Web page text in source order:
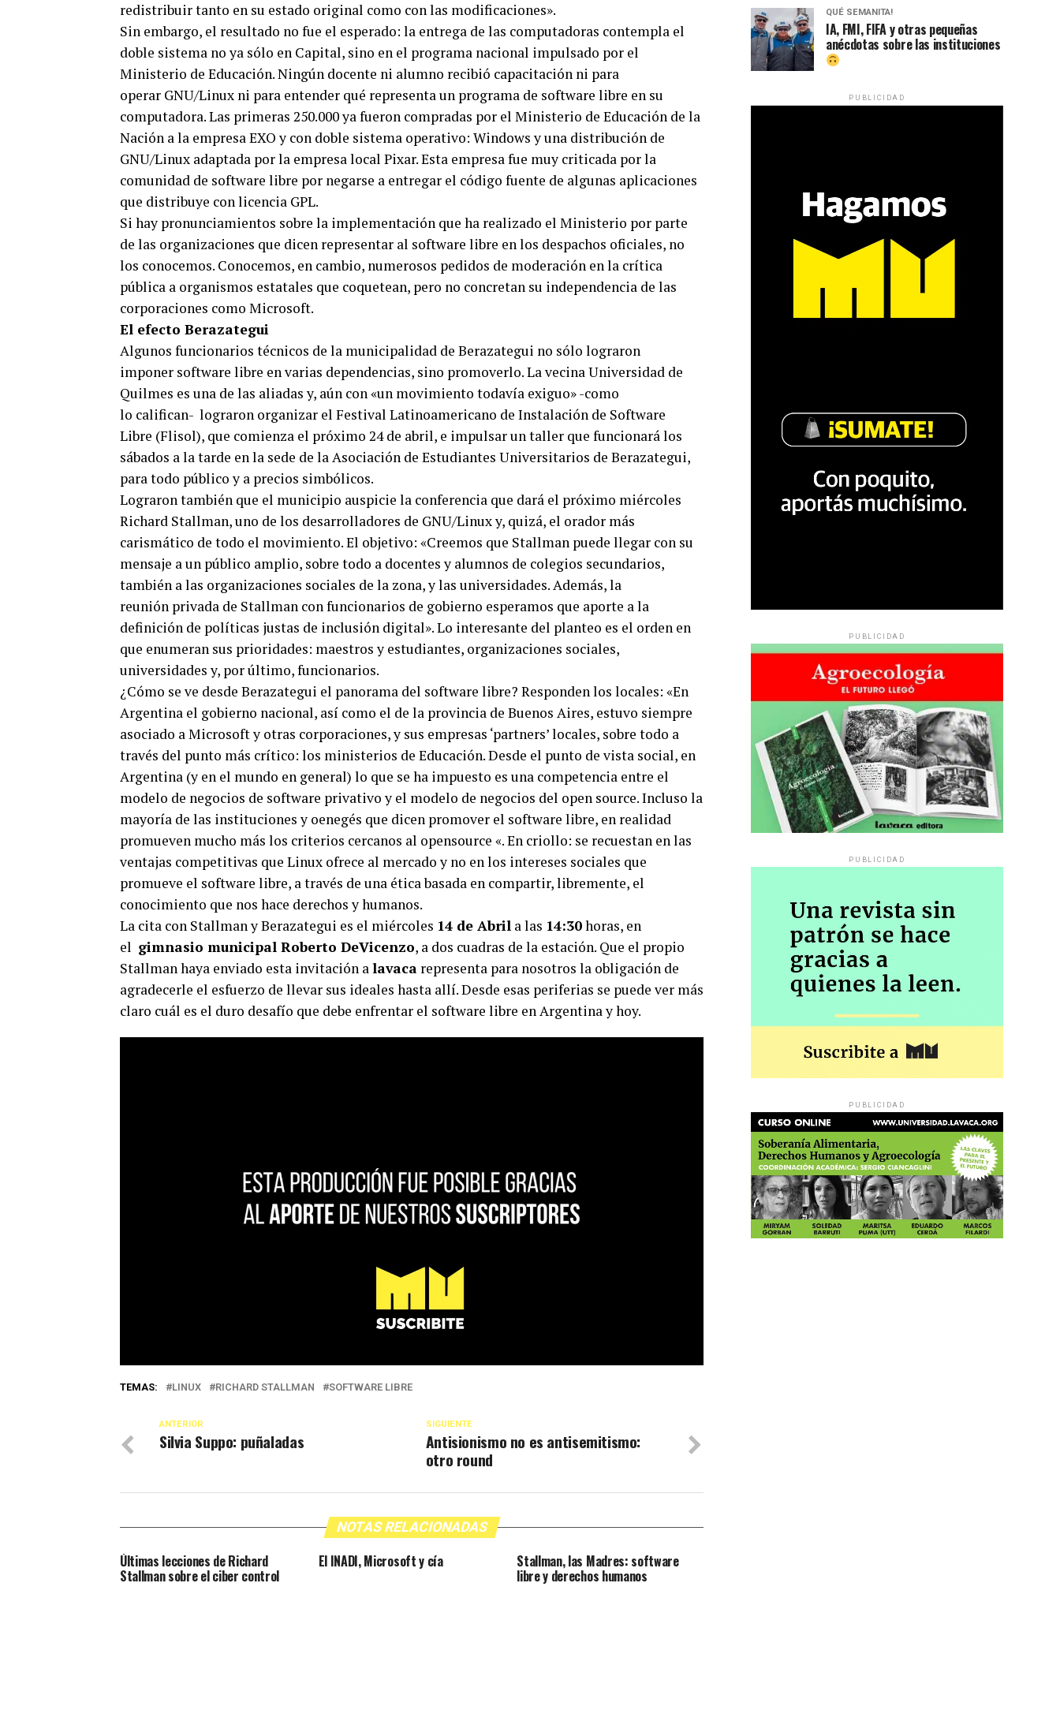
redistribuir tanto en su estado original como con las modificaciones».
Sin embargo, el resultado no fue el esperado: la entrega de las computadoras contempla el
doble sistema no ya sólo en Capital, sino en el programa nacional impulsado por el
Ministerio de Educación. Ningún docente ni alumno recibió capacitación ni para
operar GNU/Linux ni para entender qué representa un programa de software libre en su
computadora. Las primeras 250.000 ya fueron compradas por el Ministerio de Educación de la
Nación a la empresa EXO y con doble sistema operativo: Windows y una distribución de
GNU/Linux adaptada por la empresa local Pixar. Esta empresa fue muy criticada por la
comunidad de software libre por negarse a entregar el código fuente de algunas aplicaciones
que distribuye con licencia GPL.
Si hay pronunciamientos sobre la implementación que ha realizado el Ministerio por parte
de las organizaciones que dicen representar al software libre en los despachos oficiales, no
los conocemos. Conocemos, en cambio, numerosos pedidos de moderación en la crítica
pública a organismos estatales que coquetean, pero no concretan su independencia de las
corporaciones como Microsoft.
El efecto Berazategui
Algunos funcionarios técnicos de la municipalidad de Berazategui no sólo lograron
imponer software libre en varias dependencias, sino promoverlo. La vecina Universidad de
Quilmes es una de las aliadas y, aún con «un movimiento todavía exiguo» -como
lo califican- lograron organizar el Festival Latinoamericano de Instalación de Software
Libre (Flisol), que comienza el próximo 24 de abril, e impulsar un taller que funcionará los
sábados a la tarde en la sede de la Asociación de Estudiantes Universitarios de Berazategui,
para todo público y a precios simbólicos.
Lograron también que el municipio auspicie la conferencia que dará el próximo miércoles
Richard Stallman, uno de los desarrolladores de GNU/Linux y, quizá, el orador más
carismático de todo el movimiento. El objetivo: «Creemos que Stallman puede llegar con su
mensaje a un público amplio, sobre todo a docentes y alumnos de colegios secundarios,
también a las organizaciones sociales de la zona, y las universidades. Además, la
reunión privada de Stallman con funcionarios de gobierno esperamos que aporte a la
definición de políticas justas de inclusión digital». Lo interesante del planteo es el orden en
que enumeran sus prioridades: maestros y estudiantes, organizaciones sociales,
universidades y, por último, funcionarios.
¿Cómo se ve desde Berazategui el panorama del software libre? Responden los locales: «En
Argentina el gobierno nacional, así como el de la provincia de Buenos Aires, estuvo siempre
asociado a Microsoft y otras corporaciones, y sus empresas ‘partners’ locales, sobre todo a
través del punto más crítico: los ministerios de Educación. Desde el punto de vista social, en
Argentina (y en el mundo en general) lo que se ha impuesto es una competencia entre el
modelo de negocios de software privativo y el modelo de negocios del open source. Incluso la
mayoría de las instituciones y oenegés que dicen promover el software libre, en realidad
promueven mucho más los criterios cercanos al opensource «. En criollo: se recuestan en las
ventajas competitivas que Linux ofrece al mercado y no en los intereses sociales que
promueve el software libre, a través de una ética basada en compartir, libremente, el
conocimiento que nos hace derechos y humanos.
La cita con Stallman y Berazategui es el miércoles 14 de Abril a las 14:30horas, en
el gimnasio municipal Roberto DeVicenzo, a dos cuadras de la estación. Que el propio
Stallman haya enviado esta invitación alavaca representa para nosotros la obligación de
agradecerle el esfuerzo de llevar sus ideales hasta allí. Desde esas periferias se puede ver más
claro cuál es el duro desafío que debe enfrentar el software libre en Argentina y hoy.
TEMAS: LINUX RICHARD STALLMAN SOFTWARE LIBRE
SIGUIENTE
Antisionismo no es antisemitismo:
otro round
ANTERIOR
Silvia Suppo: puñaladas
NOTAS RELACIONADAS
Últimas lecciones de Richard
Stallman sobre el ciber control
El INADI, Microsoft y cía Stallman, las Madres: software
libre y derechos humanos
QUÉ SEMANITA!
IA, FMI, FIFA y otras pequeñas
anécdotas sobre las instituciones
PUBLICIDAD
PUBLICIDAD
PUBLICIDAD
PUBLICIDAD